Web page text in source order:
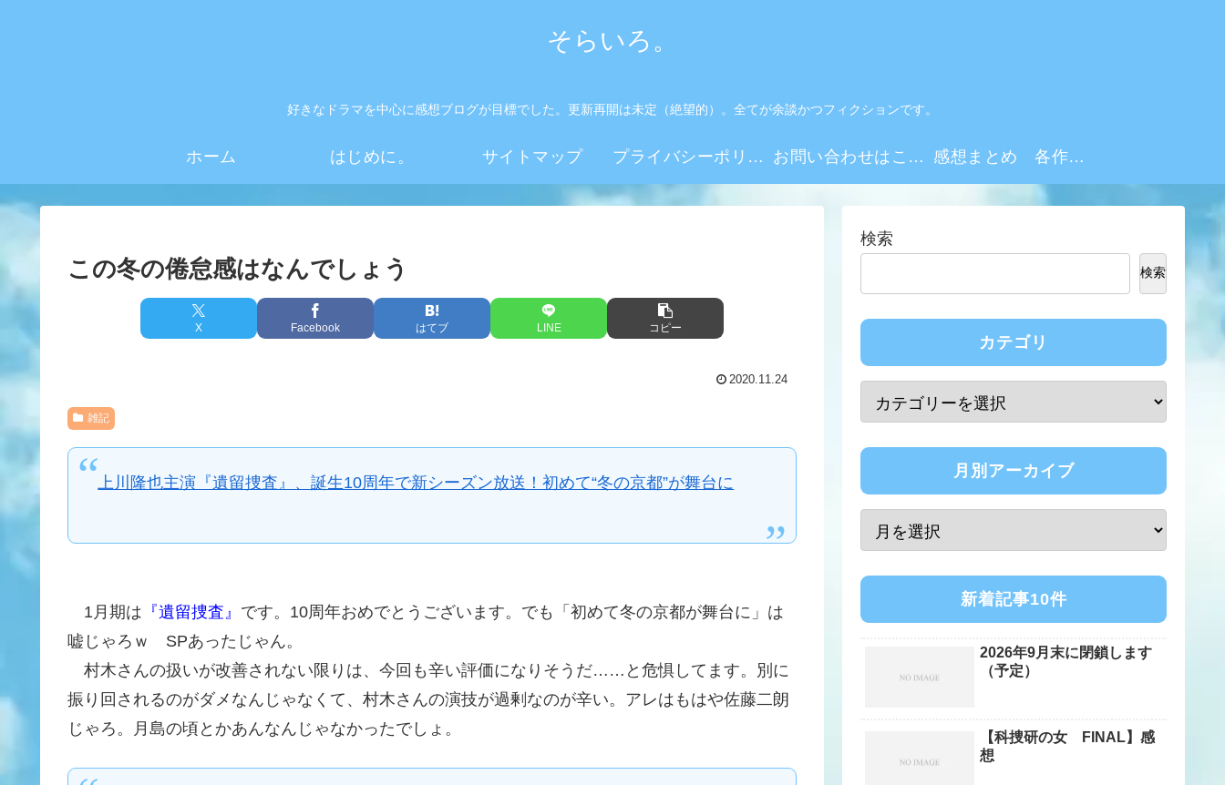
そらいろ。
好きなドラマを中心に感想ブログが目標でした。更新再開は未定（絶望的）。全てが余談かつフィクションです。
ホーム はじめに。 サイトマップ プライバシーポリシー お問い合わせはこちらから 感想まとめ 各作品・シーズンリンク集
この冬の倦怠感はなんでしょう
X Facebook はてブ LINE コピー
2020.11.24
雑記
上川隆也主演『遺留捜査』、誕生10周年で新シーズン放送！初めて“冬の京都”が舞台に
1月期は 『遺留捜査』 です。10周年おめでとうございます。でも「初めて冬の京都が舞台に」は
嘘じゃろｗ SPあったじゃん。
村木さんの扱いが改善されない限りは、今回も辛い評価になりそうだ……と危惧してます。別に
振り回されるのがダメなんじゃなくて、村木さんの演技が過剰なのが辛い。アレはもはや佐藤二朗
じゃろ。月島の頃とかあんなんじゃなかったでしょ。
検索
検索
カテゴリ
月別アーカイブ
新着記事10件
2026年9月末に閉鎖します
（予定）
【科捜研の女 FINAL】感
想